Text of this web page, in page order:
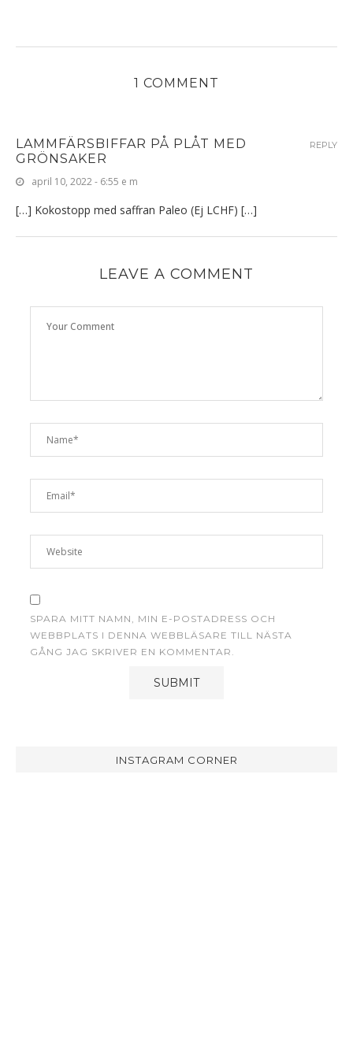
1 COMMENT
LAMMFÄRSBIFFAR PÅ PLÅT MED
GRÖNSAKER
april 10, 2022 - 6:55 e m
[…] Kokostopp med saffran Paleo (Ej LCHF) […]
REPLY
LEAVE A COMMENT
SPARA MITT NAMN, MIN E-POSTADRESS OCH
WEBBPLATS I DENNA WEBBLÄSARE TILL NÄSTA
GÅNG JAG SKRIVER EN KOMMENTAR.
INSTAGRAM CORNER